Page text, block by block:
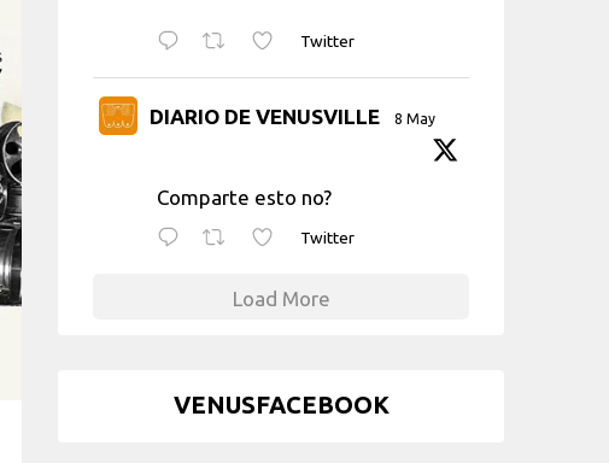
Twitter
DIARIO DE VENUSVILLE 8 May
Comparte esto no?
Twitter
Load More
VENUSFACEBOOK